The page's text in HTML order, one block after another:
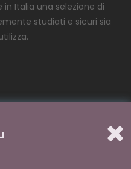
Italia una selezione di
studiati e sicuri sia